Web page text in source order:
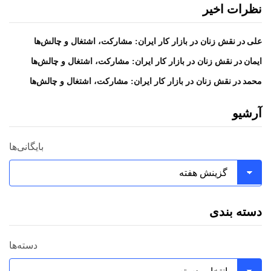
نظرات اخیر
علی در نقش زنان در بازار کار ایران: مشارکت، اشتغال و چالش‌ها
ایمان در نقش زنان در بازار کار ایران: مشارکت، اشتغال و چالش‌ها
محمد در نقش زنان در بازار کار ایران: مشارکت، اشتغال و چالش‌ها
آرشیو
بایگانی‌ها
دسته بندی
دسته‌ها